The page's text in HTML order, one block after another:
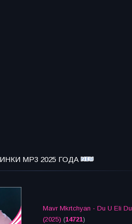
MP3 2025 ГОДА
Mavr Mkrtchyan - Du U Eli Du
(2025) (14721)